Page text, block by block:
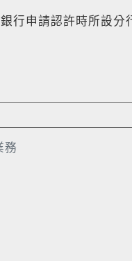
務
行申請認許時所設